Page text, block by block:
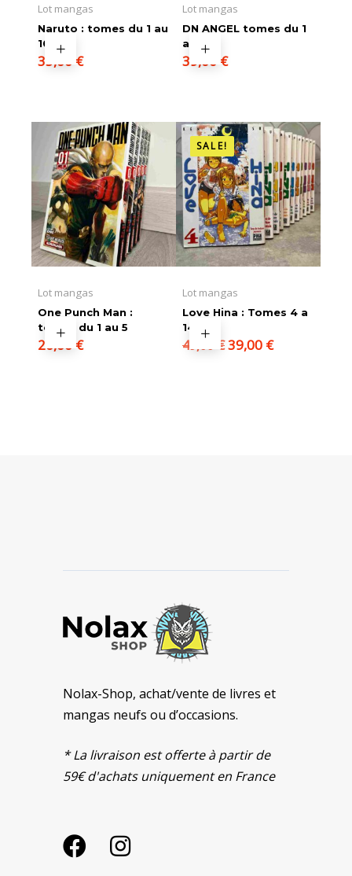
Lot mangas
Naruto : tomes du 1 au
10
35,00 €
Lot mangas
DN ANGEL tomes du 1
au 11
39,00 €
Lot mangas
One Punch Man :
tomes du 1 au 5
20,00 €
SALE!
Lot mangas
Love Hina : Tomes 4 a
14
49,00 €
Le
39,00 €
Le
Nolax-Shop, achat/vente de livres et
mangas neufs ou d’occasions.
* La livraison est offerte à partir de
59€ d'achats uniquement en France